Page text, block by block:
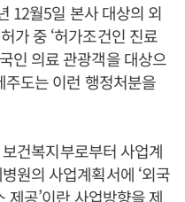
12월5일 본사 대상의 외
가 중 ‘허가조건인 진료
인 의료 관광객을 대상으
주도는 이런 행정처분을
건복지부로부터 사업계
원의 사업계획서에 ‘외국
공’이란 사업방향을 제